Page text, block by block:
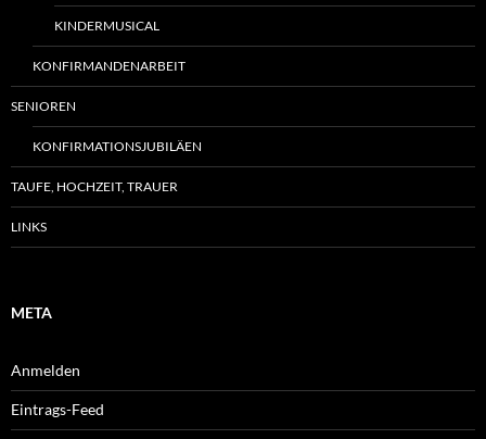
KINDERMUSICAL
KONFIRMANDENARBEIT
SENIOREN
KONFIRMATIONSJUBILÄEN
TAUFE, HOCHZEIT, TRAUER
LINKS
META
Anmelden
Eintrags-Feed